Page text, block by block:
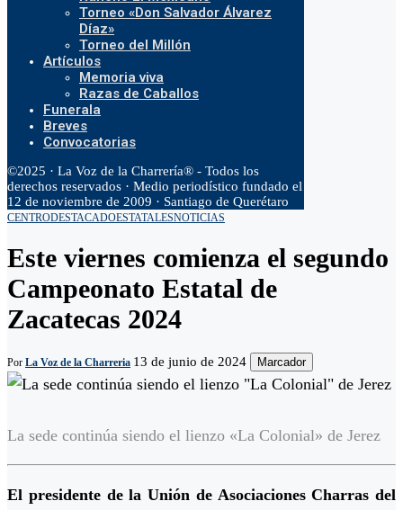
Torneo «Don Salvador Álvarez
Díaz»
Torneo del Millón
Artículos
Memoria viva
Razas de Caballos
Funerala
Breves
Convocatorias
©2025 · La Voz de la Charrería® - Todos los
derechos reservados · Medio periodístico fundado el
12 de noviembre de 2009 · Santiago de Querétaro
CENTRODESTACADOESTATALESNOTICIAS
Este viernes comienza el segundo
Campeonato Estatal de
Zacatecas 2024
Por La Voz de la Charreria 13 de junio de 2024 Marcador
La sede continúa siendo el lienzo «La Colonial» de Jerez
El presidente de la Unión de Asociaciones Charras del